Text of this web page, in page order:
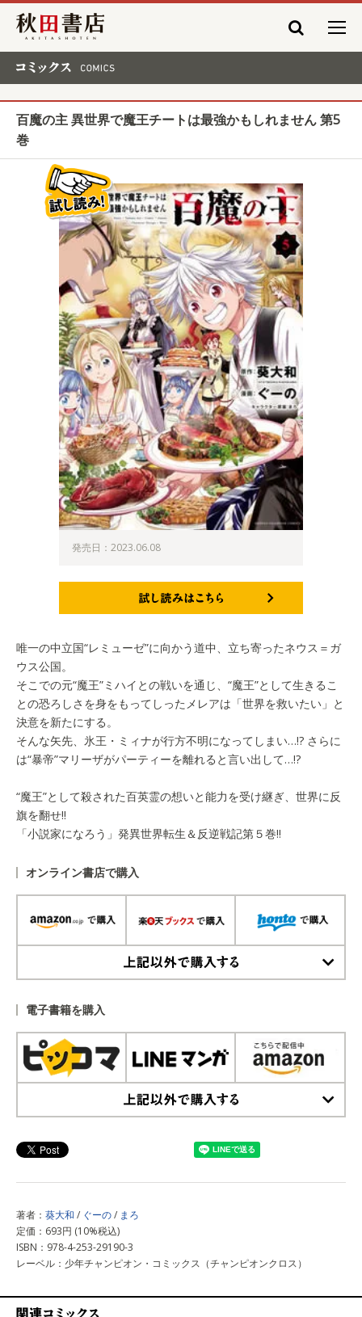
秋田書店
百魔の主 異世界で魔王チートは最強かもしれません 第5
巻
発売日：2023.06.08
唯一の中立国“レミューゼ”に向かう道中、立ち寄ったネウス＝ガ
ウス公国。
そこでの元“魔王”ミハイとの戦いを通じ、“魔王”として生きるこ
との恐ろしさを身をもってしったメレアは「世界を救いたい」と
決意を新たにする。
そんな矢先、氷王・ミィナが行方不明になってしまい…!? さらに
は“暴帝”マリーザがパーティーを離れると言い出して…!?
“魔王”として殺された百英霊の想いと能力を受け継ぎ、世界に反
旗を翻せ!!
「小説家になろう」発異世界転生＆反逆戦記第５巻!!
オンライン書店で購入
電子書籍を購入
著者： 葵大和 / ぐーの/ まろ
定価：693円 (10%税込)
ISBN：978-4-253-29190-3
レーベル：少年チャンピオン・コミックス（チャンピオンクロス）